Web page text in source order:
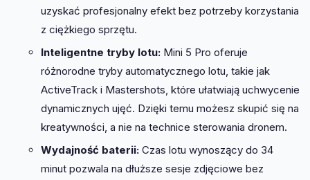
uzyskać profesjonalny efekt bez potrzeby korzystania
z ciężkiego sprzętu.
Inteligentne tryby lotu: Mini 5 Pro oferuje
różnorodne tryby automatycznego lotu, takie jak
ActiveTrack i Mastershots, które ułatwiają uchwycenie
dynamicznych ujęć. Dzięki temu możesz skupić się na
kreatywności, a nie na technice sterowania dronem.
Wydajność baterii: Czas lotu wynoszący do 34
minut pozwala na dłuższe sesje zdjęciowe bez